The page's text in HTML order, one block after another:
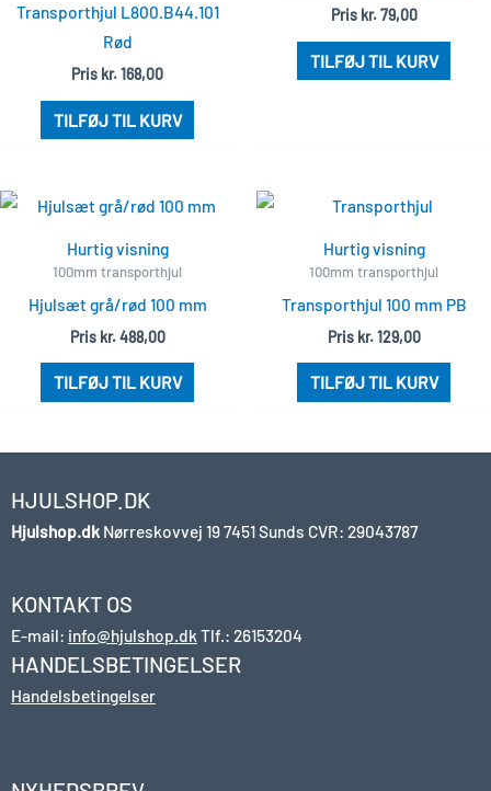
Transporthjul L800.B44.101
Rød
Pris kr.168,00
TILFØJ TIL KURV
Pris kr.79,00
TILFØJ TIL KURV
Hurtig visning
100mm transporthjul
Hjulsæt grå/rød 100 mm
Pris kr.488,00
TILFØJ TIL KURV
Hurtig visning
100mm transporthjul
Transporthjul 100 mm PB
Pris kr.129,00
TILFØJ TIL KURV
HJULSHOP.DK
Hjulshop.dk Nørreskovvej 197451 Sunds CVR: 29043787
KONTAKT OS
E-mail: info@hjulshop.dk Tlf.: 26153204
HANDELSBETINGELSER
Handelsbetingelser